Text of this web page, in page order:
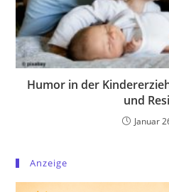
Humor in der
und
Januar
Anzeige